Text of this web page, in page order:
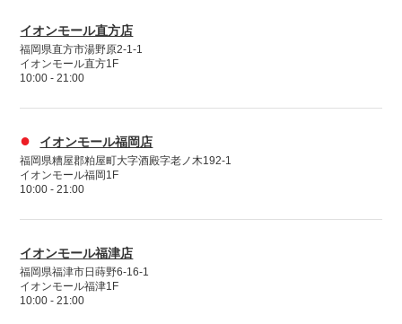
イオンモール直方店
福岡県直方市湯野原2-1-1
イオンモール直方1F
10:00 - 21:00
● イオンモール福岡店
福岡県糟屋郡粕屋町大字酒殿字老ノ木192-1
イオンモール福岡1F
10:00 - 21:00
イオンモール福津店
福岡県福津市日蒔野6-16-1
イオンモール福津1F
10:00 - 21:00